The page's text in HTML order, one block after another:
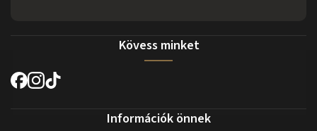
Kövess minket
Információk önnek